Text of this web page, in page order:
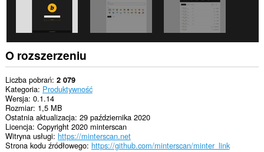
O rozszerzeniu
Liczba pobrań 2 079
Kategoria Produktywność
Wersja 0.1.14
Rozmiar 1,5 MB
Ostatnia aktualizacja 29 października 2020
Licencja Copyright 2020 minterscan
Witryna usługi https://minterscan.net
Strona kodu źródłowego https://github.com/minterscan/minter_link